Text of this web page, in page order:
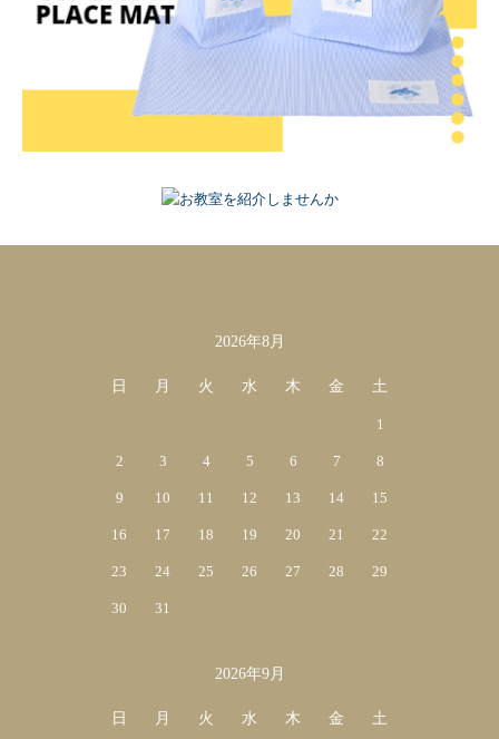
2026年8月
日 月 火 水 木 金 土
1
2 3 4 5 6 7 8
9 10 11 12 13 14 15
16 17 18 19 20 21 22
23 24 25 26 27 28 29
30 31
2026年9月
日 月 火 水 木 金 土